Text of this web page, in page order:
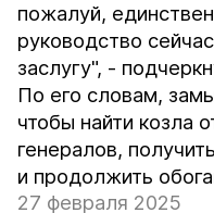
пожалуй,
руководство
заслугу", -
По его словам,
чтобы найти козла
генералов,
и продолжить
27 февраля 2025